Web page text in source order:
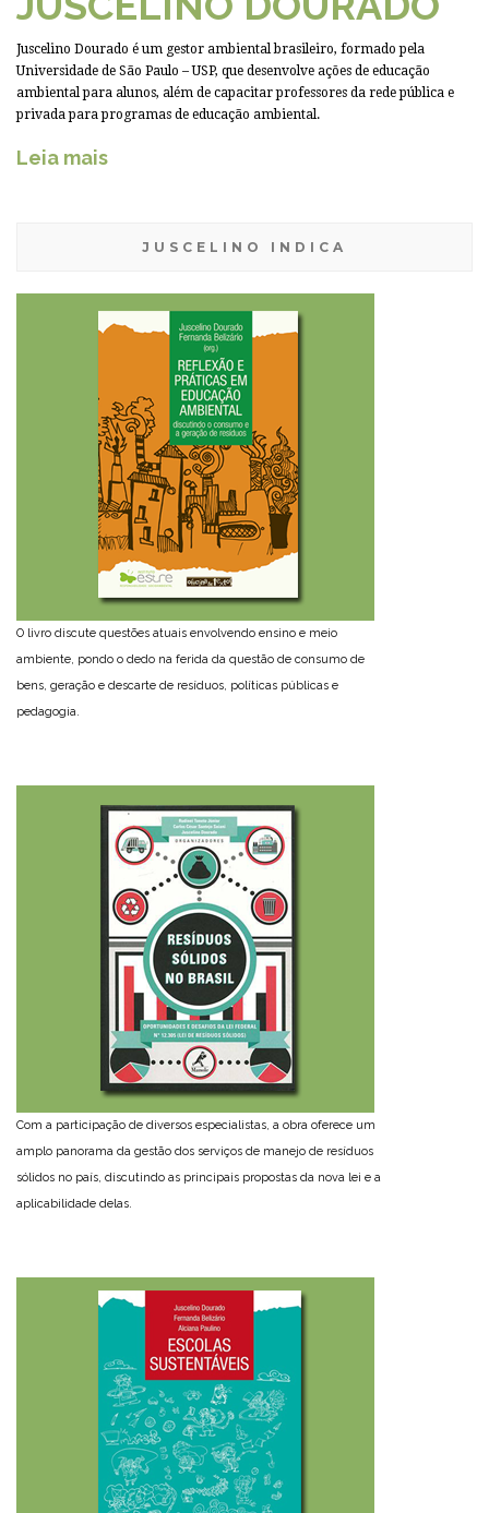
Juscelino Dourado é um gestor ambiental brasileiro, formado pela
Universidade de São Paulo – USP, que desenvolve ações de educação
ambiental para alunos, além de capacitar professores da rede pública e
privada para programas de educação ambiental.
Leia mais
JUSCELINO INDICA
O livro discute questões atuais envolvendo ensino e meio
ambiente, pondo o dedo na ferida da questão de consumo de
bens, geração e descarte de resíduos, políticas públicas e
pedagogia.
Com a participação de diversos especialistas, a obra oferece um
amplo panorama da gestão dos serviços de manejo de resíduos
sólidos no país, discutindo as principais propostas da nova lei e a
aplicabilidade delas.